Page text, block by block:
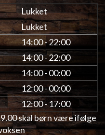
Lukket
Lukket
14:00 - 22:00
14:00 - 22:00
14:00 - 00:00
12:00 - 00:00
12:00 - 17:00
skal børn være ifølge